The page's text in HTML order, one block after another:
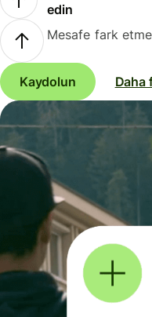
edin
Mesafe fark
Kaydolun Daha